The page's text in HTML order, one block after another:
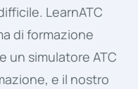
LearnATC
di formazione
un simulatore ATC
e il nostro